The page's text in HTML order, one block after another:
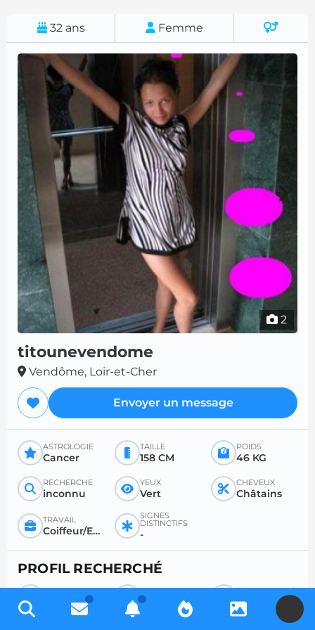
32 ans Femme
2
titounevendome
Vendôme, Loir-et-Cher
Envoyer un message
ASTROLOGIE
Cancer
TAILLE
158 CM
POIDS
46 KG
RECHERCHE
inconnu
YEUX
Vert
CHEVEUX
Châtains
TRAVAIL
Coiffeur/Esthéticienne
SIGNES
DISTINCTIFS
-
PROFIL RECHERCHÉ
RECHERCHE
Homme
POUR
Rencontre sérieuse
ÂGE SOUHAITÉ
-